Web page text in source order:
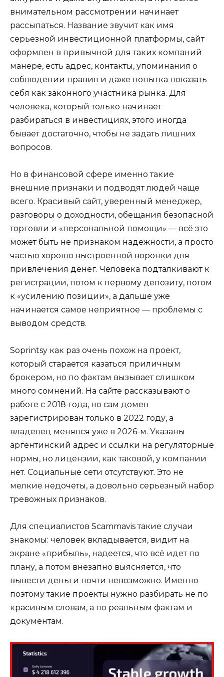
внимательном рассмотрении начинает
рассыпаться. Название звучит как имя
серьезной инвестиционной платформы, сайт
оформлен в привычной для таких компаний
манере, есть адрес, контакты, упоминания о
соблюдении правил и даже попытка показать
себя как законного участника рынка. Для
человека, который только начинает
разбираться в инвестициях, этого иногда
бывает достаточно, чтобы не задать лишних
вопросов.
Но в финансовой сфере именно такие
внешние признаки и подводят людей чаще
всего. Красивый сайт, уверенный менеджер,
разговоры о доходности, обещания безопасной
торговли и «персональной помощи» — всё это
может быть не признаком надежности, а просто
частью хорошо выстроенной воронки для
привлечения денег. Человека подталкивают к
регистрации, потом к первому депозиту, потом
к «усилению позиции», а дальше уже
начинается самое неприятное — проблемы с
выводом средств.
Soprintsy как раз очень похож на проект,
который старается казаться приличным
брокером, но по фактам вызывает слишком
много сомнений. На сайте рассказывают о
работе с 2018 года, но сам домен
зарегистрирован только в 2022 году, а
владелец менялся уже в 2026-м. Указаны
аргентинский адрес и ссылки на регуляторные
нормы, но лицензии, как таковой, у компании
нет. Социальные сети отсутствуют. Это не
мелкие недочеты, а довольно серьезный набор
тревожных признаков.
Для специалистов Scammavis такие случаи
знакомы: человек вкладывается, видит на
экране «прибыль», надеется, что всё идет по
плану, а потом внезапно выясняется, что
вывести деньги почти невозможно. Именно
поэтому такие проекты нужно разбирать не по
красивым словам, а по реальным фактам и
документам.